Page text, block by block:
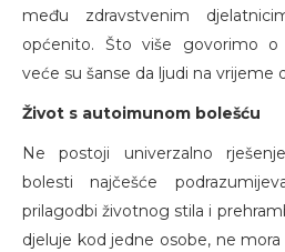
među zdravstvenim
općenito. Što više govorimo o
veće su šanse da ljudi na vrijeme
Život s autoimunom bolešću
Ne postoji univerzalno
bolesti najčešće
prilagodbi životnog stila i
djeluje kod jedne osobe, ne